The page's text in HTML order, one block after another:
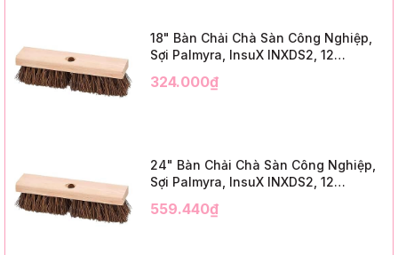
18" Bàn Chải Chà Sàn Công Nghiệp,
Sợi Palmyra, InsuX INXDS2, 12
Trim)
324.000₫
24" Bàn Chải Chà Sàn Công Nghiệp,
Sợi Palmyra, InsuX INXDS2, 12
3" Trim)
559.440₫